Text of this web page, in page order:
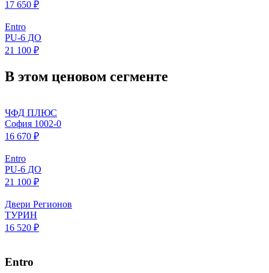
17 650 ₽
Entro
PU-6 ДО
21 100 ₽
В этом ценовом сегменте
ЧФД ПЛЮС
София 1002-0
16 670 ₽
Entro
PU-6 ДО
21 100 ₽
Двери Регионов
ТУРИН
16 520 ₽
Entro